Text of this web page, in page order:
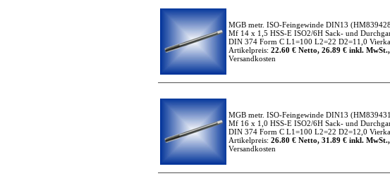
MGB metr. ISO-Feingewinde DIN13
Mf 14 x 1,5 HSS-E ISO2/6H Sack- und
DIN 374 Form C L1=100 L2=22 D2=11,0
Artikelpreis: 22.60 € Netto, 26.89 € inkl. MwSt.,
Versandkosten
MGB metr. ISO-Feingewinde DIN13
Mf 16 x 1,0 HSS-E ISO2/6H Sack- und
DIN 374 Form C L1=100 L2=22 D2=12,0
Artikelpreis: 26.80 € Netto, 31.89 € inkl. MwSt.,
Versandkosten